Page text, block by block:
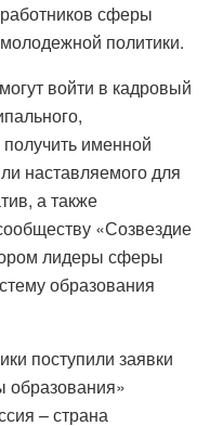
сферы
политики.
войти в кадровый
именной
наставляемого для
а также
«Созвездие
лидеры сферы
образования
поступили заявки
образования»
– страна